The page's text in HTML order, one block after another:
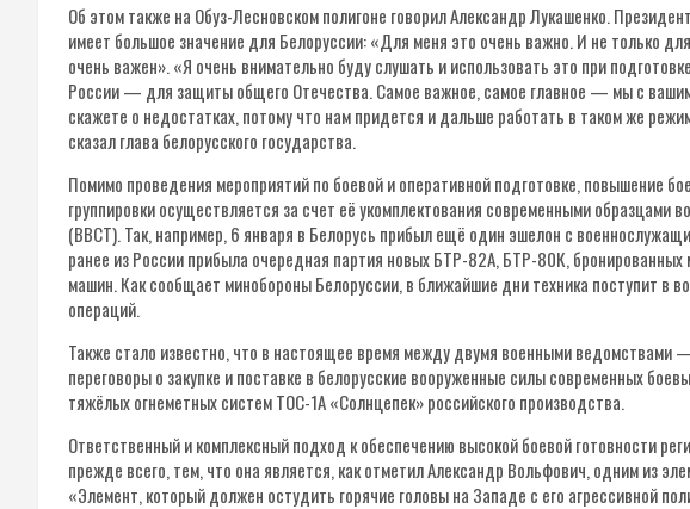
Об этом также на Обуз-Лесновском полигоне говорил Александр Лукашенко.
имеет большое значение для Белоруссии: «Для меня это очень важно. И не только
очень важен». «Я очень внимательно буду слушать и использовать это при
России — для защиты общего Отечества. Самое важное, самое главное — мы с
скажете о недостатках, потому что нам придется и дальше работать в таком же
сказал глава белорусского государства.
Помимо проведения мероприятий по боевой и оперативной подготовке, повышение
группировки осуществляется за счет её укомплектования современными образцами
(ВВСТ). Так, например, 6 января в Белорусь прибыл ещё один эшелон с
ранее из России прибыла очередная партия новых БТР-82A, БТР-80К,
машин. Как сообщает минобороны Белоруссии, в ближайшие дни техника поступит в
операций.
Также стало известно, что в настоящее время между двумя военными
переговоры о закупке и поставке в белорусские вооруженные силы современных
тяжёлых огнеметных систем ТОС-1А «Солнцепек» российского производства.
Ответственный и комплексный подход к обеспечению высокой боевой готовности
прежде всего, тем, что она является, как отметил Александр Вольфович, одним из
«Элемент, который должен остудить горячие головы на Западе с его агрессивной